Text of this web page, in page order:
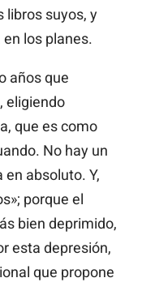
libros suyos, y
los planes.
años que
eligiendo
que es como
No hay un
absoluto. Y,
porque el
bien deprimido,
esta depresión,
que propone